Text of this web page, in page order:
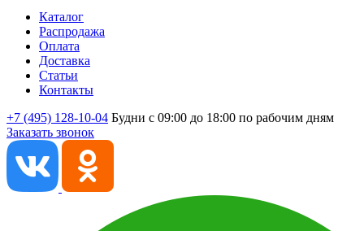
Каталог
Распродажа
Оплата
Доставка
Статьи
Контакты
+7 (495) 128-10-04 Будни с 09:00 до 18:00 по рабочим дням
Заказать звонок